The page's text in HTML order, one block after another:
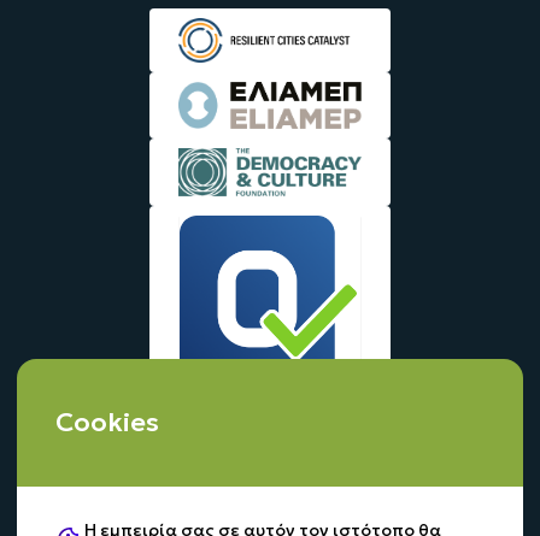
Cookies
Η εμπειρία σας σε αυτόν τον ιστότοπο θα